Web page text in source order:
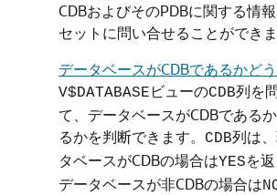
CDBおよびそのPDBに関する情
セットに問い合せることができま
データベースがCDBであるかど
V$DATABASE ビューのCDB列を
て、データベースがCDBである
るかを判断できます。
CDB列は
タベースがCDBの場合はYESを
データベースが非CDBの場合は